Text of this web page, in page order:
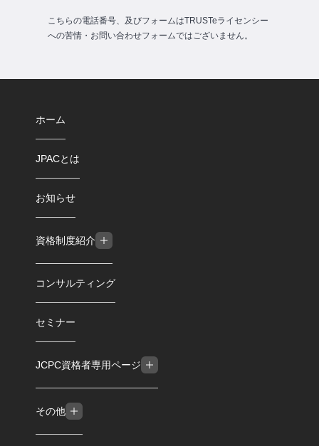
こちらの電話番号、及びフォームはTRUSTeライセンシー
への苦情・お問い合わせフォームではございません。
ホーム
JPACとは
お知らせ
資格制度紹介
コンサルティング
セミナー
JCPC資格者専用ページ
その他